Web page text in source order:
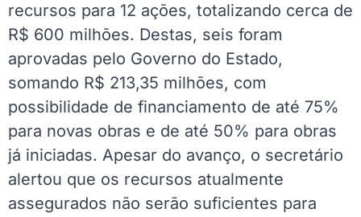
recursos para 12 ações, totalizando cerca de
R$ 600 milhões. Destas, seis foram
aprovadas pelo Governo do Estado,
somando R$ 213,35 milhões, com
possibilidade de financiamento de até 75%
para novas obras e de até 50% para obras
já iniciadas. Apesar do avanço, o secretário
alertou que os recursos atualmente
assegurados não serão suficientes para